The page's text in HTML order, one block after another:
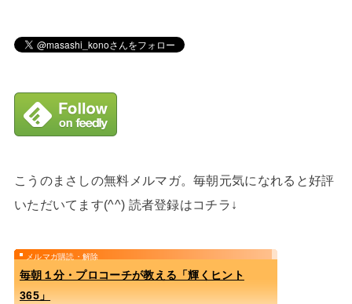
こうのまさしの無料メルマガ。毎朝元気になれると好評
いただいてます(^^) 読者登録はコチラ↓
メルマガ購読・解除
毎朝１分・プロコーチが教える「輝くヒント
365」